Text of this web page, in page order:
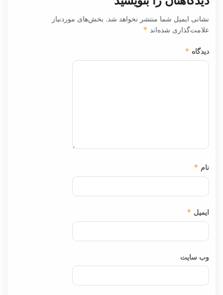
نشانی ایمیل شما منتشر نخواهد شد. بخش‌های موردنیاز
علامت‌گذاری شده‌اند *
دیدگاه *
نام *
ایمیل *
وب‌ سایت